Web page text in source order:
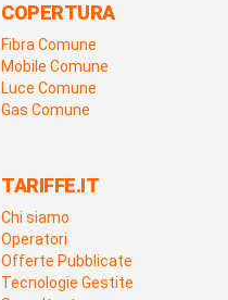
COPERTURA
Fibra Comune
Mobile Comune
Luce Comune
Gas Comune
TARIFFE.IT
Chi siamo
Operatori
Offerte Pubblicate
Tecnologie Gestite